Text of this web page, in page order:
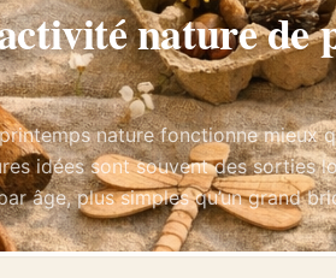
nature de
nature fonctionne mieux
idées sont souvent des sorties
âge, plus simples qu’un grand